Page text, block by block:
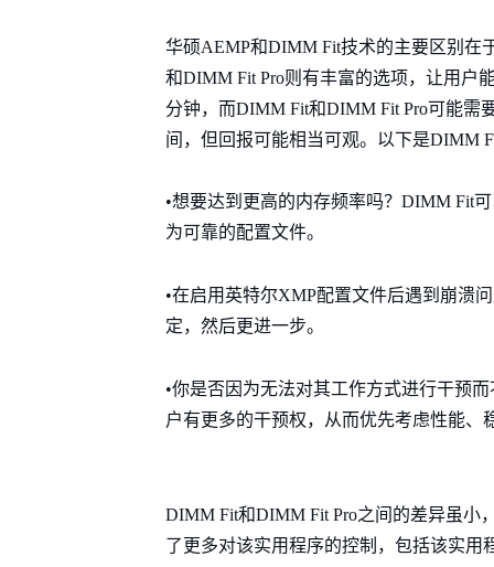
华硕AEMP和DIMM Fit技术的主要区别在
和DIMM Fit Pro则有丰富的选项，让用户
分钟，而DIMM Fit和DIMM Fit Pro可能需
间，但回报可能相当可观。以下是DIMM
•想要达到更高的内存频率吗？DIMM Fit
为可靠的配置文件。
•在启用英特尔XMP配置文件后遇到崩溃
定，然后更进一步。
•你是否因为无法对其工作方式进行干预
户有更多的干预权，从而优先考虑性能、
DIMM Fit和DIMM Fit Pro之间的差异虽小
了更多对该实用程序的控制，包括该实用